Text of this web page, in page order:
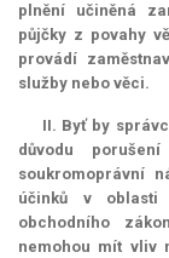
plnění učiněná
půjčky z povahy
provádí
služby nebo věci.
II. Byť by
důvodu
soukromoprávní
účinků v oblasti
obchodního
nemohou mít vliv